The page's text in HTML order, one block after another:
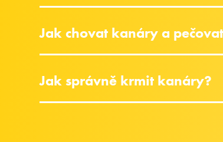
Jak chovat kanáry a
Jak správně krmit kanáry?